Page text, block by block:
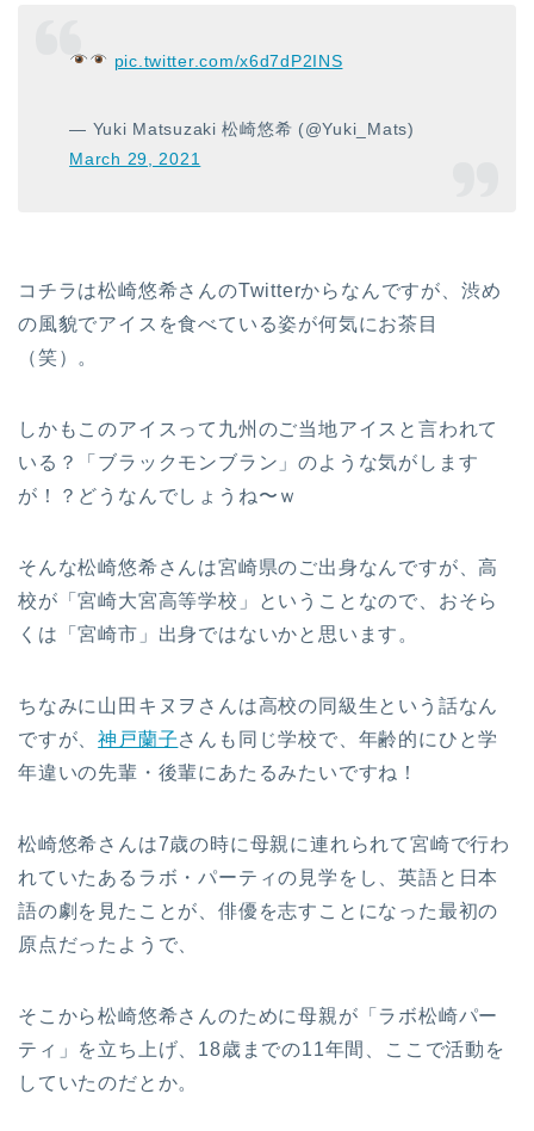
pic.twitter.com/x6d7dP2INS
— Yuki Matsuzaki 松崎悠希 (@Yuki_Mats)
March 29, 2021
コチラは松崎悠希さんのTwitterからなんですが、渋め
の風貌でアイスを食べている姿が何気にお茶目
（笑）。
しかもこのアイスって九州のご当地アイスと言われて
いる？「ブラックモンブラン」のような気がします
が！？どうなんでしょうね〜ｗ
そんな松崎悠希さんは宮崎県のご出身なんですが、高
校が「宮崎大宮高等学校」ということなので、おそら
くは「宮崎市」出身ではないかと思います。
ちなみに山田キヌヲさんは高校の同級生という話なん
ですが、神戸蘭子さんも同じ学校で、年齢的にひと学
年違いの先輩・後輩にあたるみたいですね！
松崎悠希さんは7歳の時に母親に連れられて宮崎で行わ
れていたあるラボ・パーティの見学をし、英語と日本
語の劇を見たことが、俳優を志すことになった最初の
原点だったようで、
そこから松崎悠希さんのために母親が「ラボ松崎パー
ティ」を立ち上げ、18歳までの11年間、ここで活動を
していたのだとか。